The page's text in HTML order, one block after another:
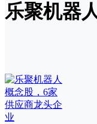
乐聚机器